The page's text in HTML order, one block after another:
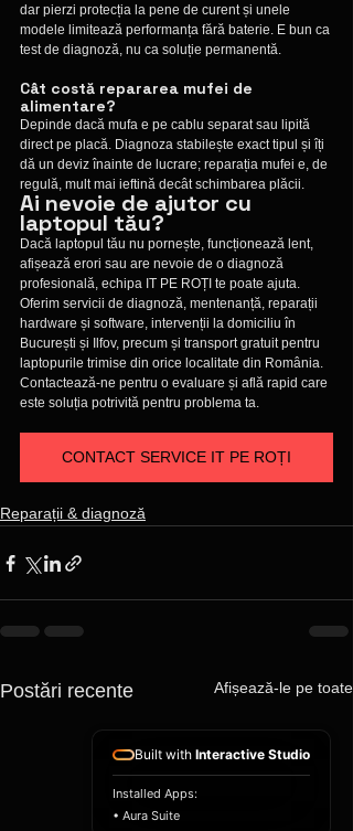
dar pierzi protecția la pene de curent și unele
modele limitează performanța fără baterie. E bun ca
test de diagnoză, nu ca soluție permanentă.
Cât costă repararea mufei de
alimentare?
Depinde dacă mufa e pe cablu separat sau lipită
direct pe placă. Diagnoza stabilește exact tipul și îți
dă un deviz înainte de lucrare; reparația mufei e, de
regulă, mult mai ieftină decât schimbarea plăcii.
Ai nevoie de ajutor cu
laptopul tău?
Dacă laptopul tău nu pornește, funcționează lent,
afișează erori sau are nevoie de o diagnoză
profesională, echipa IT PE ROȚI te poate ajuta.
Oferim servicii de diagnoză, mentenanță, reparații
hardware și software, intervenții la domiciliu în
București și Ilfov, precum și transport gratuit pentru
laptopurile trimise din orice localitate din România.
Contactează-ne pentru o evaluare și află rapid care
este soluția potrivită pentru problema ta.
CONTACT SERVICE IT PE ROȚI
Reparații & diagnoză
Postări recente Afișează-le pe toate
Built with Interactive Studio
Installed Apps:
• Aura Suite